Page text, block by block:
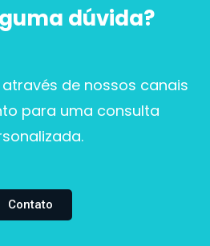
dúvida?
de nossos canais
para uma consulta
Contato